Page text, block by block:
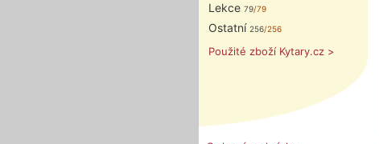
Lekce 79/79
Ostatní 256/256
Použité zboží Kytary.cz >